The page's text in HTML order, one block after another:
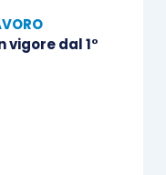
vigore dal 1°